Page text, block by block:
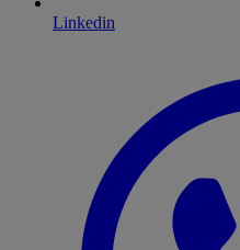
Linkedin